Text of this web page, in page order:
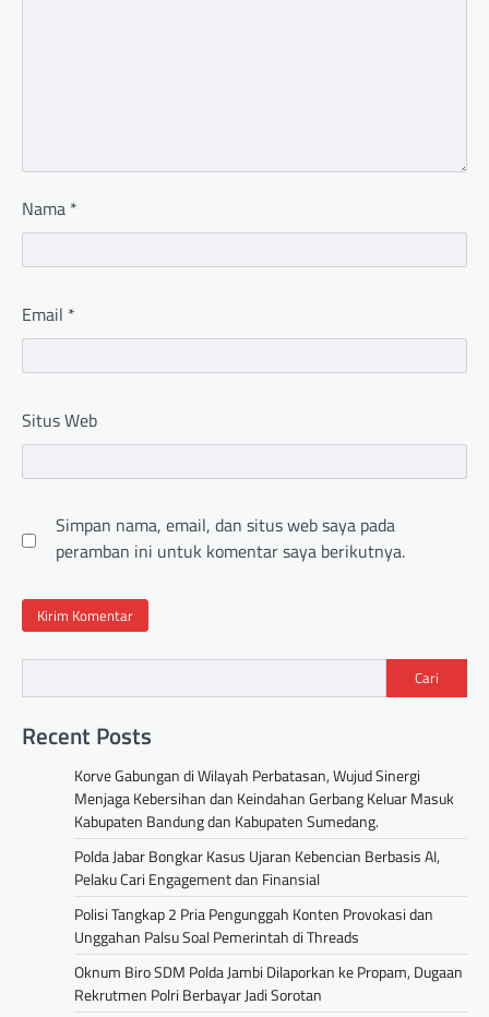
Nama *
Email *
Situs Web
Simpan nama, email, dan situs web saya pada
peramban ini untuk komentar saya berikutnya.
Cari
Recent Posts
Korve Gabungan di Wilayah Perbatasan, Wujud Sinergi
Menjaga Kebersihan dan Keindahan Gerbang Keluar Masuk
Kabupaten Bandung dan Kabupaten Sumedang.
Polda Jabar Bongkar Kasus Ujaran Kebencian Berbasis AI,
Pelaku Cari Engagement dan Finansial
Polisi Tangkap 2 Pria Pengunggah Konten Provokasi dan
Unggahan Palsu Soal Pemerintah di Threads
Oknum Biro SDM Polda Jambi Dilaporkan ke Propam, Dugaan
Rekrutmen Polri Berbayar Jadi Sorotan